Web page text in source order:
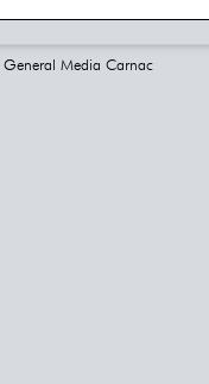
General Media Carnac